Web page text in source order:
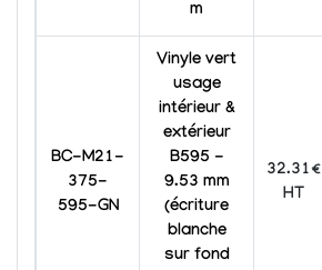
m
BC-M21-
375-
595-GN
Vinyle vert
usage
intérieur &
extérieur
B595 -
9.53 mm
(écriture
blanche
sur fond
32.31€
HT